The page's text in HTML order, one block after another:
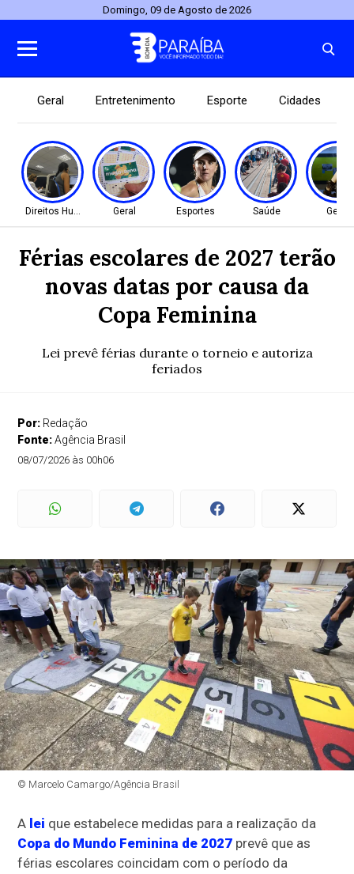
Domingo, 09 de Agosto de 2026
Geral Entretenimento Esporte Cidades
Direitos Humanos Geral Esportes Saúde Geral
Férias escolares de 2027 terão
novas datas por causa da
Copa Feminina
Lei prevê férias durante o torneio e autoriza
feriados
Por: Redação
Fonte:Agência Brasil
08/07/2026 às 00h06
© Marcelo Camargo/Agência Brasil
A lei que estabelece medidas para a realização da
Copa do Mundo Feminina de 2027 prevê que as
férias escolares coincidam com o período da